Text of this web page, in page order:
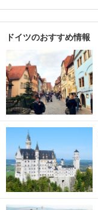
ナ
ウ
メ
ル
ン
ル
ン
州
ドイツのおすすめ情報